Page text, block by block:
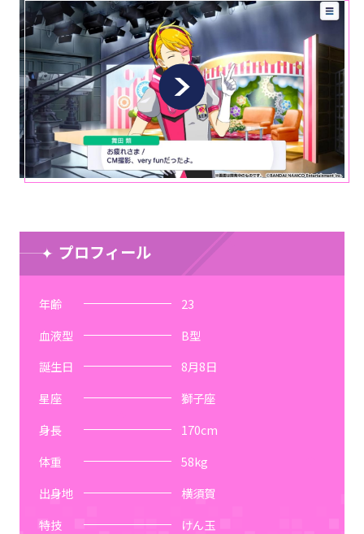
プロフィール
年齢
23
血液型
B型
誕生日
8月8日
星座
獅子座
身長
170cm
体重
58kg
出身地
横須賀
特技
けん玉